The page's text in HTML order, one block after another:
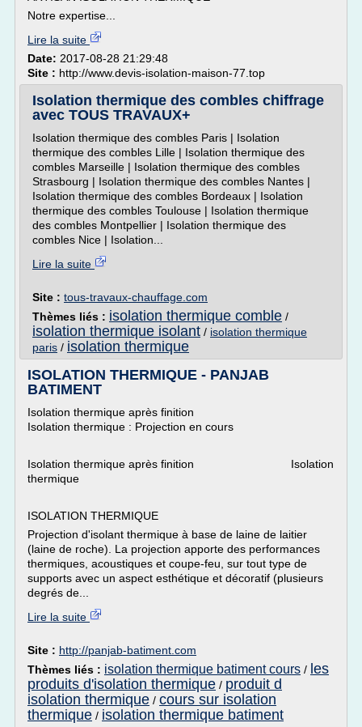
Notre expertise...
Lire la suite
Date: 2017-08-28 21:29:48
Site : http://www.devis-isolation-maison-77.top
Isolation thermique des combles chiffrage
avec TOUS TRAVAUX+
Isolation thermique des combles Paris | Isolation
thermique des combles Lille | Isolation thermique des
combles Marseille | Isolation thermique des combles
Strasbourg | Isolation thermique des combles Nantes |
Isolation thermique des combles Bordeaux | Isolation
thermique des combles Toulouse | Isolation thermique
des combles Montpellier | Isolation thermique des
combles Nice | Isolation...
Lire la suite
Site : tous-travaux-chauffage.com
Thèmes liés : isolation thermique comble /
isolation thermique isolant / isolation thermique
paris / isolation thermique
ISOLATION THERMIQUE - PANJAB
BATIMENT
Isolation thermique après finition
Isolation thermique : Projection en cours
Isolation thermique après finition Isolation
thermique
ISOLATION THERMIQUE
Projection d'isolant thermique à base de laine de laitier
(laine de roche). La projection apporte des performances
thermiques, acoustiques et coupe-feu, sur tout type de
supports avec un aspect esthétique et décoratif (plusieurs
degrés de...
Lire la suite
Site : http://panjab-batiment.com
Thèmes liés : isolation thermique batiment cours / les
produits d'isolation thermique / produit d
isolation thermique / cours sur isolation
thermique / isolation thermique batiment